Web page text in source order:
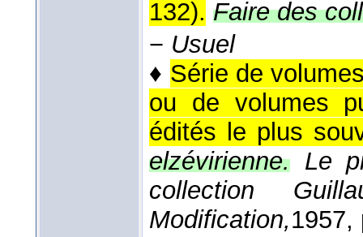
132). Faire des
− Usuel
♦ Série de
ou de volumes
édités le plus
elzévirienne. Le
collection
Modification,1957,